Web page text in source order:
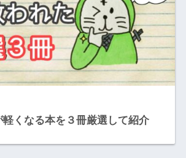
軽くなる本を３冊厳選して紹介